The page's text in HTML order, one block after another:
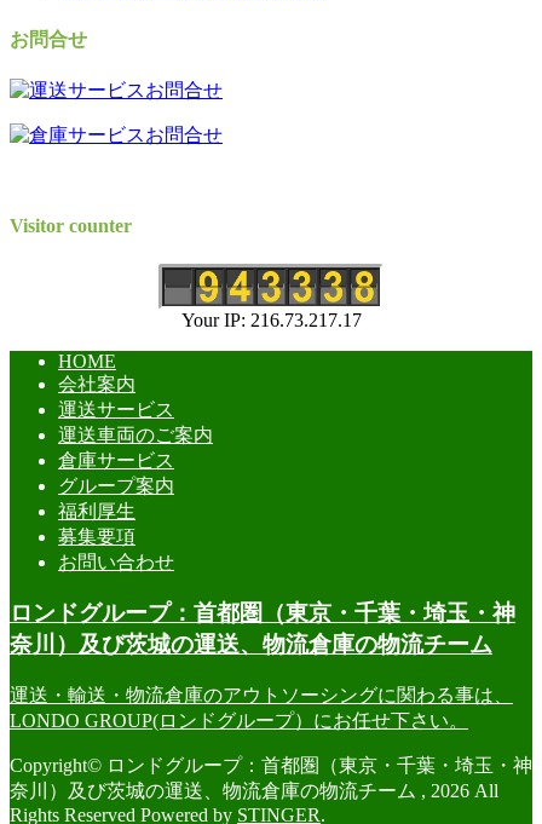
お問合せ
Visitor counter
Your IP: 216.73.217.17
HOME
会社案内
運送サービス
運送車両のご案内
倉庫サービス
グループ案内
福利厚生
募集要項
お問い合わせ
ロンドグループ：首都圏（東京・千葉・埼玉・神
奈川）及び茨城の運送、物流倉庫の物流チーム
運送・輸送・物流倉庫のアウトソーシングに関わる事は、
LONDO GROUP(ロンドグループ）にお任せ下さい。
Copyright© ロンドグループ：首都圏（東京・千葉・埼玉・神
奈川）及び茨城の運送、物流倉庫の物流チーム , 2026 All
Rights Reserved Powered by STINGER.